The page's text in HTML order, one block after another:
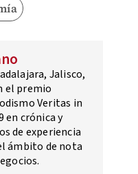
Jalisco,
el premio
Veritas in
en crónica y
de experiencia
ámbito de nota